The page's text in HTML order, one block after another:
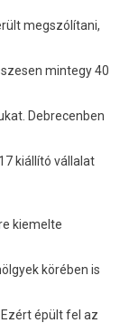
megszólítani,
mintegy 40
Debrecenben
kiállító vállalat
kiemelte
körében is
épült fel az